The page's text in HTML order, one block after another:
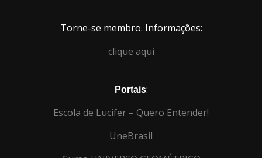
Torne-se membro. Informações:
clique aqui
Portais:
Escola de Lucifer – Quero Entender!
UneBrasil